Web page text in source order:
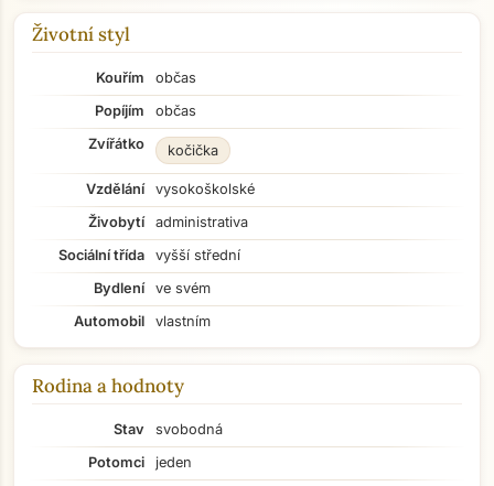
Životní styl
Kouřím
občas
Popíjím
občas
Zvířátko
kočička
Vzdělání
vysokoškolské
Živobytí
administrativa
Sociální třída
vyšší střední
Bydlení
ve svém
Automobil
vlastním
Rodina a hodnoty
Stav
svobodná
Potomci
jeden